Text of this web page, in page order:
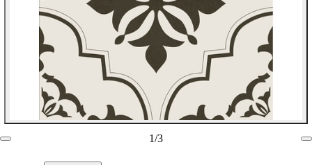
1/3